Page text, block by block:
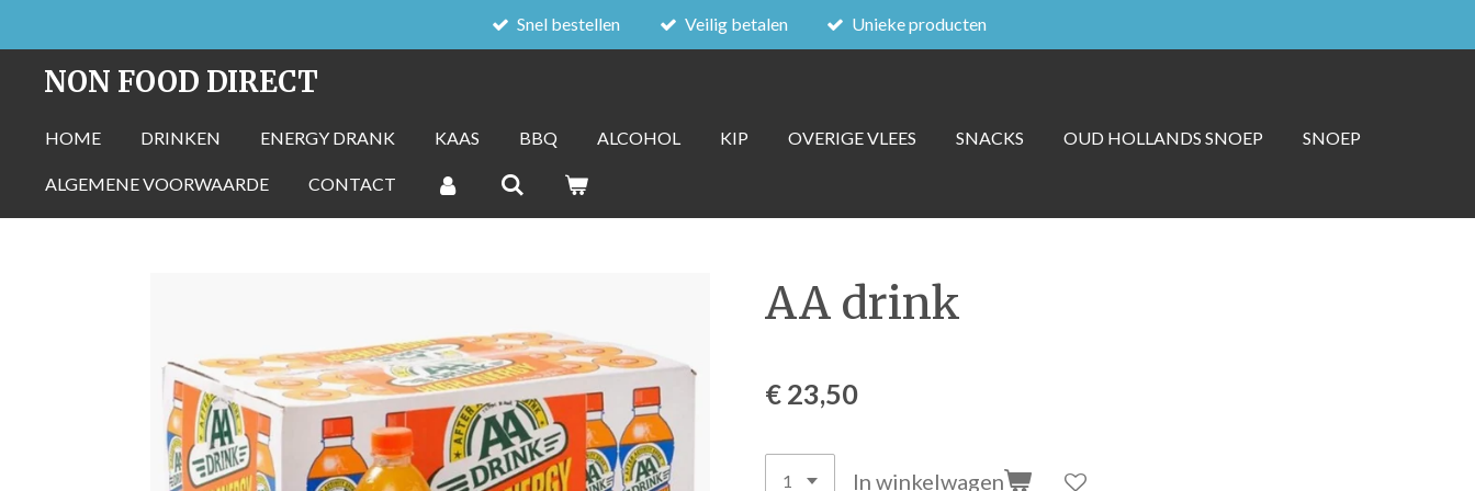
direct
naar
hoofdinhoud
Snel bestellen Veilig betalen Unieke producten
NON FOOD DIRECT
HOME DRINKEN ENERGY DRANK KAAS BBQ ALCOHOL KIP OVERIGE VLEES SNACKS OUD HOLLANDS SNOEP SNOEP
ALGEMENE VOORWAARDE CONTACT
AA drink
€ 23,50
In winkelwagen